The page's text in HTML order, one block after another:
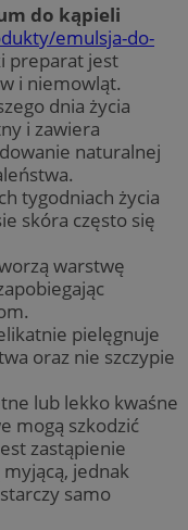
do kąpieli
emulsja-do-
preparat jest
i niemowląt.
dnia życia
i zawiera
naturalnej
tygodniach życia
skóra często się
warstwę
pielęgnuje
oraz nie szczypie
lub lekko kwaśne
mogą szkodzić
zastąpienie
jednak
samo